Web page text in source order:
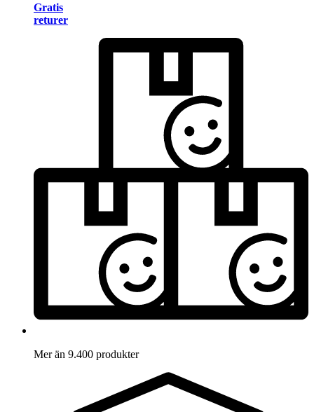
Gratis
returer
Mer än 9.400 produkter